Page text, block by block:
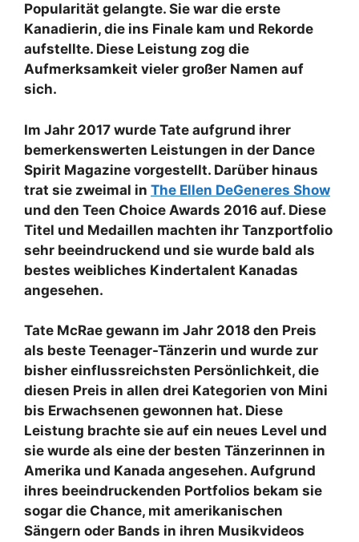
Popularität gelangte. Sie war die erste
Kanadierin, die ins Finale kam und Rekorde
aufstellte. Diese Leistung zog die
Aufmerksamkeit vieler großer Namen auf
sich.
Im Jahr 2017 wurde Tate aufgrund ihrer
bemerkenswerten Leistungen in der Dance
Spirit Magazine vorgestellt. Darüber hinaus
trat sie zweimal in The Ellen DeGeneres Show
und den Teen Choice Awards 2016 auf. Diese
Titel und Medaillen machten ihr Tanzportfolio
sehr beeindruckend und sie wurde bald als
bestes weibliches Kindertalent Kanadas
angesehen.
Tate McRae gewann im Jahr 2018 den Preis
als beste Teenager-Tänzerin und wurde zur
bisher einflussreichsten Persönlichkeit, die
diesen Preis in allen drei Kategorien von Mini
bis Erwachsenen gewonnen hat. Diese
Leistung brachte sie auf ein neues Level und
sie wurde als eine der besten Tänzerinnen in
Amerika und Kanada angesehen. Aufgrund
ihres beeindruckenden Portfolios bekam sie
sogar die Chance, mit amerikanischen
Sängern oder Bands in ihren Musikvideos